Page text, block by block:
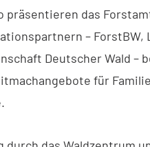
präsentieren das
– ForstBW,
Deutscher Wald –
für